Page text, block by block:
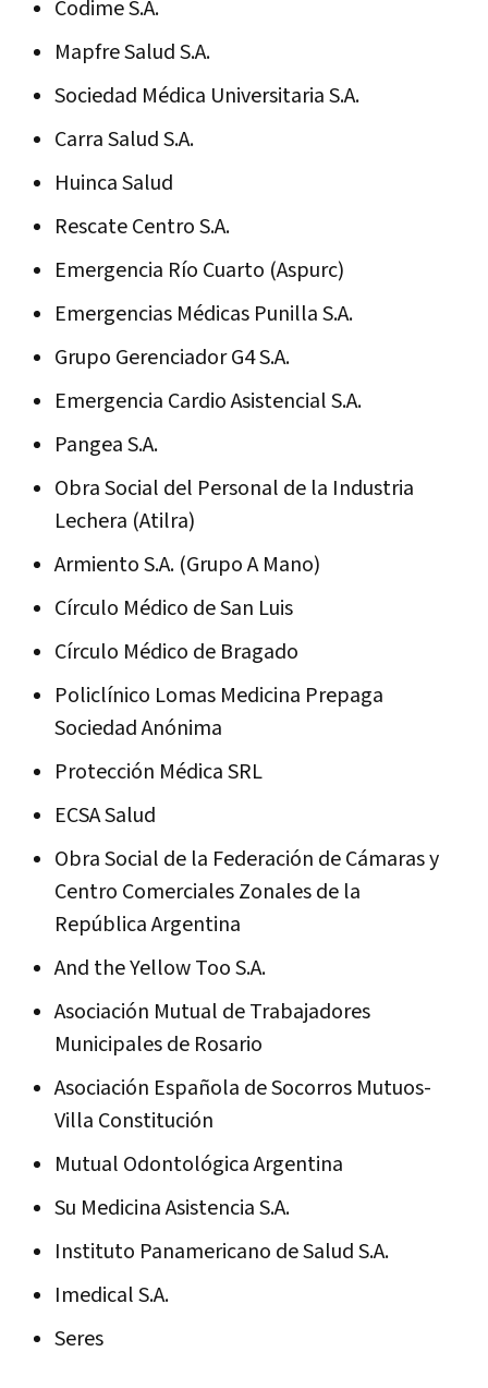
Codime S.A.
Mapfre Salud S.A.
Sociedad Médica Universitaria S.A.
Carra Salud S.A.
Huinca Salud
Rescate Centro S.A.
Emergencia Río Cuarto (Aspurc)
Emergencias Médicas Punilla S.A.
Grupo Gerenciador G4 S.A.
Emergencia Cardio Asistencial S.A.
Pangea S.A.
Obra Social del Personal de la Industria
Lechera (Atilra)
Armiento S.A. (Grupo A Mano)
Círculo Médico de San Luis
Círculo Médico de Bragado
Policlínico Lomas Medicina Prepaga
Sociedad Anónima
Protección Médica SRL
ECSA Salud
Obra Social de la Federación de Cámaras y
Centro Comerciales Zonales de la
República Argentina
And the Yellow Too S.A.
Asociación Mutual de Trabajadores
Municipales de Rosario
Asociación Española de Socorros Mutuos-
Villa Constitución
Mutual Odontológica Argentina
Su Medicina Asistencia S.A.
Instituto Panamericano de Salud S.A.
Imedical S.A.
Seres